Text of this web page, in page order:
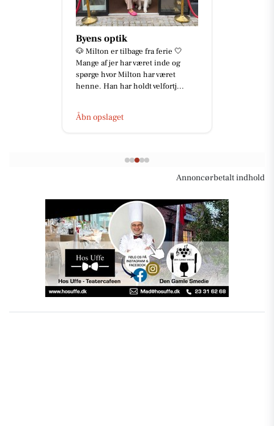
Byens optik
🐶 Milton er tilbage fra ferie 🤍
Mange af jer har været inde og
spørge hvor Milton har været
henne. Han har holdt velfortj...
Åbn opslaget
Annoncørbetalt indhold